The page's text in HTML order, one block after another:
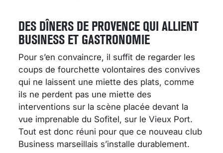
DES DÎNERS DE PROVENCE QUI ALLIENT
BUSINESS ET GASTRONOMIE
Pour s’en convaincre, il suffit de regarder les
coups de fourchette volontaires des convives
qui ne laissent une miette des plats, comme
ils ne perdent pas une miette des
interventions sur la scène placée devant la
vue imprenable du Sofitel, sur le Vieux Port.
Tout est donc réuni pour que ce nouveau club
Business marseillais s’installe durablement.